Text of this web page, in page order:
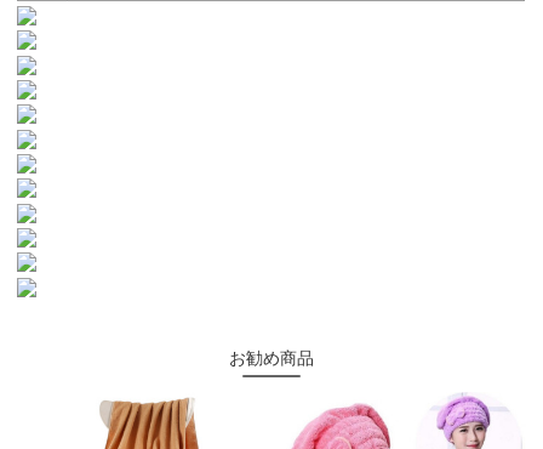
お勧め商品